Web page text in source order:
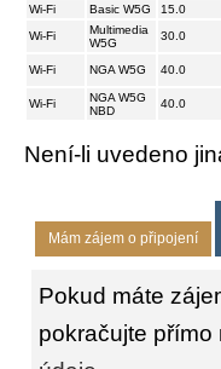
Wi-Fi Basic W5G 15.0
Wi-Fi
Multimedia
W5G
30.0
Wi-Fi NGA W5G 40.0
Wi-Fi
NGA W5G
NBD
40.0
Není-li uvedeno
Mám zájem o připojení
Pokud máte
pokračujte přímo